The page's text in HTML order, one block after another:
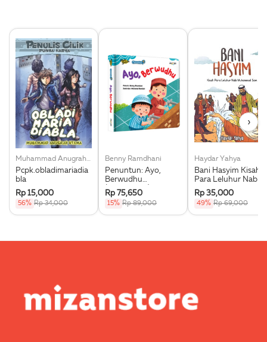
Muhammad Anugrah Utama
Pcpk.obladimariadia
bla
Rp 15,000
56% Rp 34,000
Benny Ramdhani
Penuntun: Ayo,
Berwudhu
(Boardbook)
Rp 75,650
15% Rp 89,000
Haydar Yahya
Bani Hasyim Kisah
Para Leluhur Nabi
Muhammad Saw.
Rp 35,000
49% Rp 69,000
›